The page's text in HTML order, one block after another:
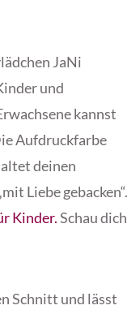
JaNi
und
kannst
Aufdruckfarbe
deinen
Liebe gebacken“.
Kinder.Schau dich
Schnitt und lässt